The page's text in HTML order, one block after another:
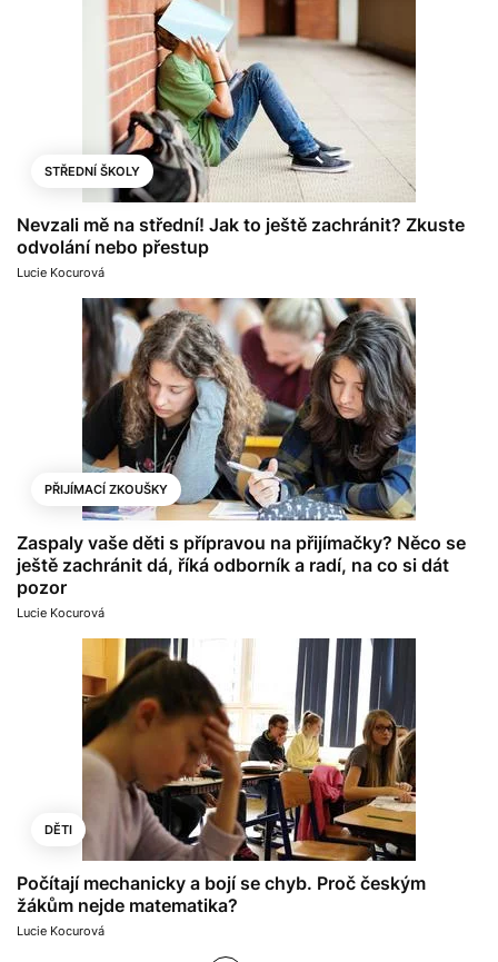
STŘEDNÍ ŠKOLY
Nevzali mě na střední! Jak to ještě zachránit? Zkuste
odvolání nebo přestup
Lucie Kocurová
PŘIJÍMACÍ ZKOUŠKY
Zaspaly vaše děti s přípravou na přijímačky? Něco se
ještě zachránit dá, říká odborník a radí, na co si dát
pozor
Lucie Kocurová
DĚTI
Počítají mechanicky a bojí se chyb. Proč českým
žákům nejde matematika?
Lucie Kocurová